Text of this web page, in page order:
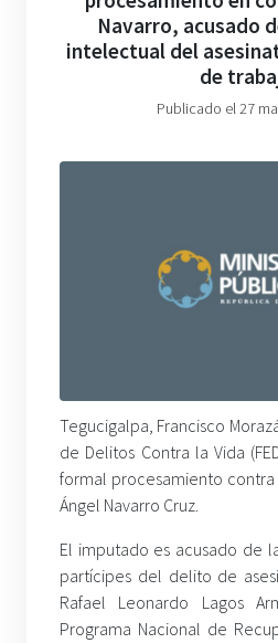
Navarro, acusado
intelectual del
de
Publicado el 27
Tegucigalpa, Francisco
de Delitos Contra la Vida
formal procesamiento
Ángel Navarro Cruz.
El imputado es acusado de
partícipes del delito de
Rafael Leonardo Lagos
Programa Nacional de